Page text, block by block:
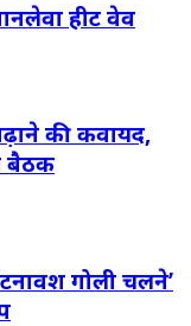
हीट वेव
की कवायद,
बैठक
गोली चलने’